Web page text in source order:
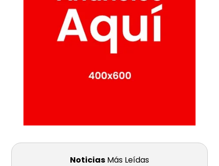
Noticias Más Leídas